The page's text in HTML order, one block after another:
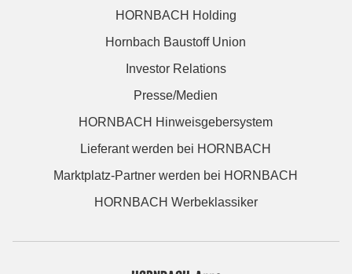
HORNBACH Holding
Hornbach Baustoff Union
Investor Relations
Presse/Medien
HORNBACH Hinweisgebersystem
Lieferant werden bei HORNBACH
Marktplatz-Partner werden bei HORNBACH
HORNBACH Werbeklassiker